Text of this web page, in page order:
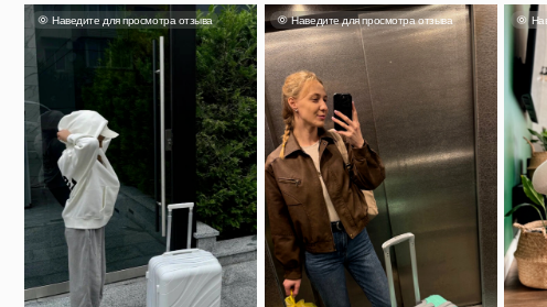
Выглядит
приятная и
Чемодан отличный, перелёт на
Камчатку и обратно перенес
идеально.
очень вместительный и главное
легкий. Если выбрали, не
сомневайтесь!
Напишите отзыв о нас в соц. сетях и получите скидку 500 руб
Скидка 500 ₽ за отзыв
Подробнее